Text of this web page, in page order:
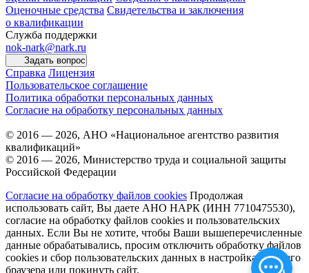
Оценочные средства Свидетельства и заключения
о квалификации
Служба поддержки
nok-nark@nark.ru
Задать вопрос
Справка Лицензия
Пользовательское соглашение
Политика обработки персональных данных
Согласие на обработку персональных данных
© 2016 — 2026, АНО «Национальное агентство развития
квалификаций»
© 2016 — 2026, Министерство труда и социальной защиты
Российской Федерации
Согласие на обработку файлов cookies Продолжая
использовать сайт, Вы даете АНО НАРК (ИНН 7710475530),
согласие на обработку файлов cookies и пользовательских
данных. Если Вы не хотите, чтобы Ваши вышеперечисленные
данные обрабатывались, просим отключить обработку файлов
cookies и сбор пользовательских данных в настройках Вашего
браузера или покинуть сайт.